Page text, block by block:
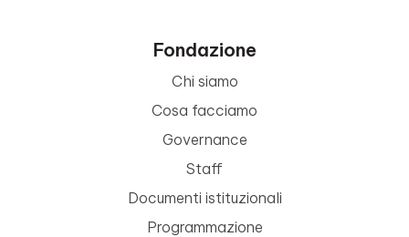
Fondazione
Chi siamo
Cosa facciamo
Governance
Staff
Documenti istituzionali
Programmazione